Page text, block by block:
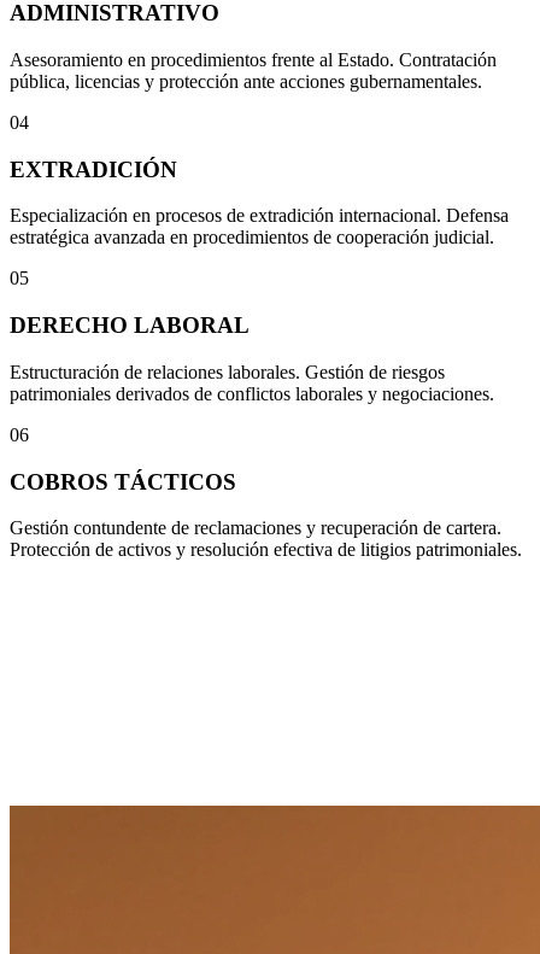
ADMINISTRATIVO
Asesoramiento en procedimientos frente al Estado. Contratación
pública, licencias y protección ante acciones gubernamentales.
04
EXTRADICIÓN
Especialización en procesos de extradición internacional. Defensa
estratégica avanzada en procedimientos de cooperación judicial.
05
DERECHO LABORAL
Estructuración de relaciones laborales. Gestión de riesgos
patrimoniales derivados de conflictos laborales y negociaciones.
06
COBROS TÁCTICOS
Gestión contundente de reclamaciones y recuperación de cartera.
Protección de activos y resolución efectiva de litigios patrimoniales.